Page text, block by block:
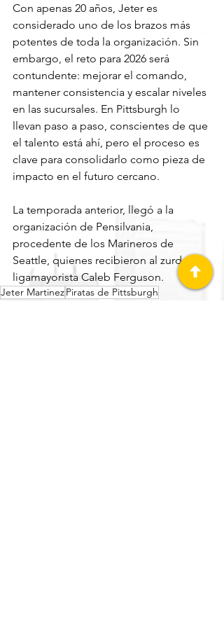
Con apenas 20 años, Jeter es
considerado uno de los brazos más
potentes de toda la organización. Sin
embargo, el reto para 2026 será
contundente: mejorar el comando,
mantener consistencia y escalar niveles
en las sucursales. En Pittsburgh lo
llevan paso a paso, conscientes de que
el talento está ahí, pero el proceso es
clave para consolidarlo como pieza de
impacto en el futuro cercano.
La temporada anterior, llegó a la
organización de Pensilvania,
procedente de los Marineros de
Seattle, quienes recibieron al zurdo
ligamayorista Caleb Ferguson.
Jeter MartinezPiratas de Pittsburgh